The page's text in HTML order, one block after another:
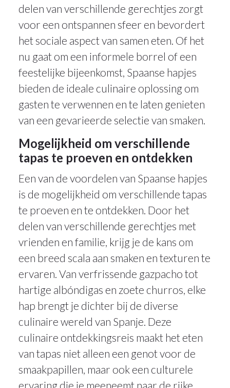
delen van verschillende gerechtjes zorgt
voor een ontspannen sfeer en bevordert
het sociale aspect van samen eten. Of het
nu gaat om een informele borrel of een
feestelijke bijeenkomst, Spaanse hapjes
bieden de ideale culinaire oplossing om
gasten te verwennen en te laten genieten
van een gevarieerde selectie van smaken.
Mogelijkheid om verschillende
tapas te proeven en ontdekken
Een van de voordelen van Spaanse hapjes
is de mogelijkheid om verschillende tapas
te proeven en te ontdekken. Door het
delen van verschillende gerechtjes met
vrienden en familie, krijg je de kans om
een breed scala aan smaken en texturen te
ervaren. Van verfrissende gazpacho tot
hartige albóndigas en zoete churros, elke
hap brengt je dichter bij de diverse
culinaire wereld van Spanje. Deze
culinaire ontdekkingsreis maakt het eten
van tapas niet alleen een genot voor de
smaakpapillen, maar ook een culturele
ervaring die je meeneemt naar de rijke